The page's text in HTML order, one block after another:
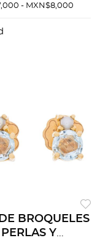
corte
corte
- MXN$8,000
BROQUELES
Y